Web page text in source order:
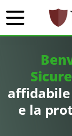
e la